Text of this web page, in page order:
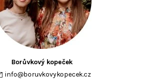
Borůvkový kopeček
info@boruvkovykopecek.cz